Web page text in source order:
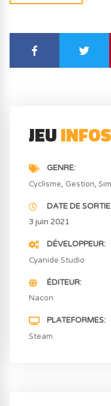
JEUINFOS
GENRE
Cyclisme Gestion
DATE DE SORTIE
3 juin 2021
DÉVELOPPEUR
Cyanide Studio
ÉDITEUR
Nacon
PLATEFORMES
Steam